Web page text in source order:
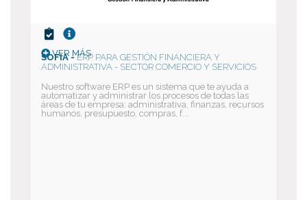
VER MÁS
SOFIA -ERP PARA GESTIÓN FINANCIERA Y
ADMINISTRATIVA - SECTOR COMERCIO Y SERVICIOS
Nuestro software ERP es un sistema que te ayuda a
automatizar y administrar los procesos de todas las
áreas de tu empresa: administrativa, finanzas, recursos
humanos, presupuesto, compras, f...